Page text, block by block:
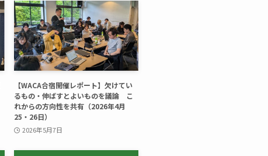
【WACA合宿開催レポート】欠けてい
るもの・伸ばすとよいものを議論 こ
れからの方向性を共有（2026年4月
25・26日）
2026年5月7日